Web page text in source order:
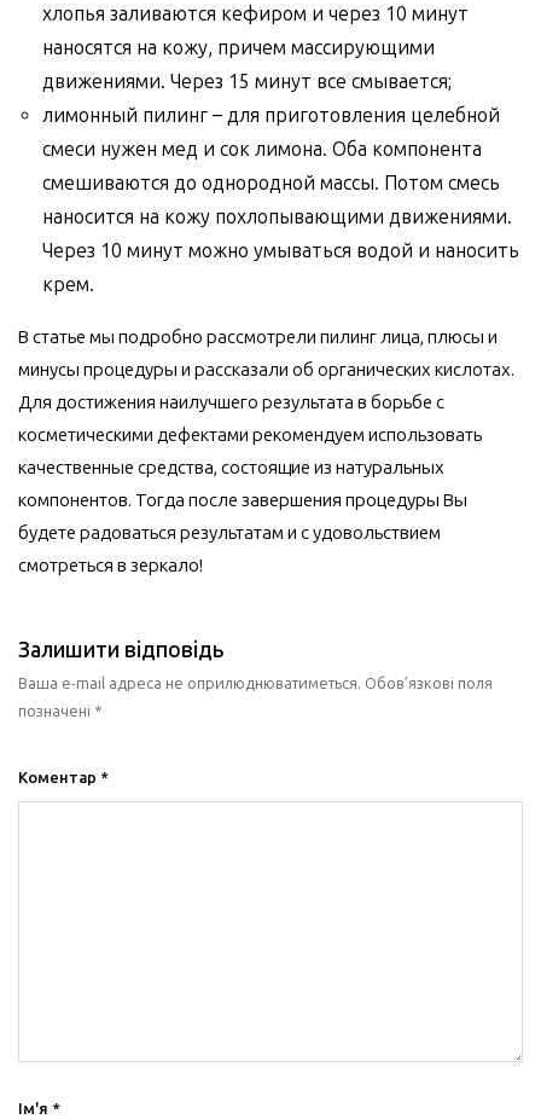
хлопья заливаются кефиром и через 10 минут
наносятся на кожу, причем массирующими
движениями. Через 15 минут все смывается;
лимонный пилинг – для приготовления целебной
смеси нужен мед и сок лимона. Оба компонента
смешиваются до однородной массы. Потом смесь
наносится на кожу похлопывающими движениями.
Через 10 минут можно умываться водой и наносить
крем.
В статье мы подробно рассмотрели пилинг лица, плюсы и
минусы процедуры и рассказали об органических кислотах.
Для достижения наилучшего результата в борьбе с
косметическими дефектами рекомендуем использовать
качественные средства, состоящие из натуральных
компонентов. Тогда после завершения процедуры Вы
будете радоваться результатам и с удовольствием
смотреться в зеркало!
Залишити відповідь
Ваша e-mail адреса не оприлюднюватиметься. Обов’язкові поля
позначені *
Коментар *
Ім'я *